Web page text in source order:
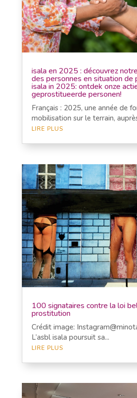
isala en 2025 : découvrez
des personnes en situation de
isala in 2025: ontdek onze
geprostitueerde personen!
Français : 2025, une année de
mobilisation sur le terrain,
LIRE PLUS
100 signataires contre la loi
prostitution
Crédit image:
L’asbl isala poursuit sa...
LIRE PLUS